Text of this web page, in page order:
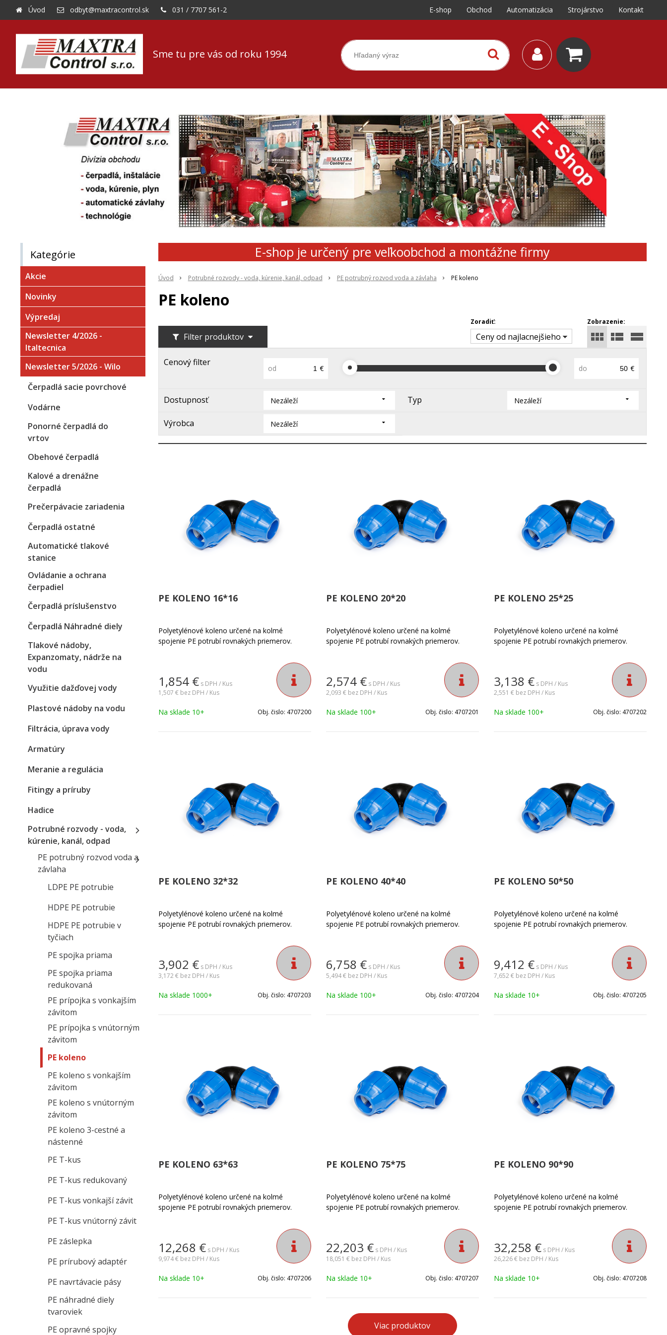
Sme tu pre vás od roku 1994
Úvod odbyt@maxtracontrol.sk 031 / 7707 561-2 E-shop Obchod Automatizácia Strojárstvo Kontakt
E-shop je určený pre veľkoobchod a montážne firmy
Úvod Potrubné rozvody - voda, kúrenie, kanál, odpad PE potrubný rozvod voda a závlaha PE koleno
PE koleno
Filter produktov
Zobrazenie:
Zoradiť:
Ceny od najlacnejšieho
Cenový filter
od € do €
Dostupnosť Nezáleží Typ Nezáleží
Výrobca Nezáleží
PE KOLENO 16*16
Polyetylénové koleno určené na kolmé
spojenie PE potrubí rovnakých priemerov.
1,854 € s DPH / Kus
1,507 € bez DPH / Kus
Na sklade 10+ Obj. čislo: 4707200
PE KOLENO 20*20
Polyetylénové koleno určené na kolmé
spojenie PE potrubí rovnakých priemerov.
2,574 € s DPH / Kus
2,093 € bez DPH / Kus
Na sklade 100+ Obj. čislo: 4707201
PE KOLENO 25*25
Polyetylénové koleno určené na kolmé
spojenie PE potrubí rovnakých priemerov.
3,138 € s DPH / Kus
2,551 € bez DPH / Kus
Na sklade 100+ Obj. čislo: 4707202
PE KOLENO 32*32
Polyetylénové koleno určené na kolmé
spojenie PE potrubí rovnakých priemerov.
3,902 € s DPH / Kus
3,172 € bez DPH / Kus
Na sklade 1000+ Obj. čislo: 4707203
PE KOLENO 40*40
Polyetylénové koleno určené na kolmé
spojenie PE potrubí rovnakých priemerov.
6,758 € s DPH / Kus
5,494 € bez DPH / Kus
Na sklade 100+ Obj. čislo: 4707204
PE KOLENO 50*50
Polyetylénové koleno určené na kolmé
spojenie PE potrubí rovnakých priemerov.
9,412 € s DPH / Kus
7,652 € bez DPH / Kus
Na sklade 10+ Obj. čislo: 4707205
PE KOLENO 63*63
Polyetylénové koleno určené na kolmé
spojenie PE potrubí rovnakých priemerov.
12,268 € s DPH / Kus
9,974 € bez DPH / Kus
Na sklade 10+ Obj. čislo: 4707206
PE KOLENO 75*75
Polyetylénové koleno určené na kolmé
spojenie PE potrubí rovnakých priemerov.
22,203 € s DPH / Kus
18,051 € bez DPH / Kus
Na sklade 10+ Obj. čislo: 4707207
PE KOLENO 90*90
Polyetylénové koleno určené na kolmé
spojenie PE potrubí rovnakých priemerov.
32,258 € s DPH / Kus
26,226 € bez DPH / Kus
Na sklade 10+ Obj. čislo: 4707208
Viac produktov
Kategórie
Akcie
Novinky
Výpredaj
Newsletter 4/2026 -
Italtecnica
Newsletter 5/2026 - Wilo
Čerpadlá sacie povrchové
Vodárne
Ponorné čerpadlá do
vrtov
Obehové čerpadlá
Kalové a drenážne
čerpadlá
Prečerpávacie zariadenia
Čerpadlá ostatné
Automatické tlakové
stanice
Ovládanie a ochrana
čerpadiel
Čerpadlá príslušenstvo
Čerpadlá Náhradné diely
Tlakové nádoby,
Expanzomaty, nádrže na
vodu
Využitie dažďovej vody
Plastové nádoby na vodu
Filtrácia, úprava vody
Armatúry
Meranie a regulácia
Fitingy a príruby
Hadice
Potrubné rozvody - voda,
kúrenie, kanál, odpad
PE potrubný rozvod voda a
závlaha
LDPE PE potrubie
HDPE PE potrubie
HDPE PE potrubie v
tyčiach
PE spojka priama
PE spojka priama
redukovaná
PE prípojka s vonkajším
závitom
PE prípojka s vnútorným
závitom
PE koleno
PE koleno s vonkajším
závitom
PE koleno s vnútorným
závitom
PE koleno 3-cestné a
nástenné
PE T-kus
PE T-kus redukovaný
PE T-kus vonkajší závit
PE T-kus vnútorný závit
PE záslepka
PE prírubový adaptér
PE navrtávacie pásy
PE náhradné diely
tvaroviek
PE opravné spojky